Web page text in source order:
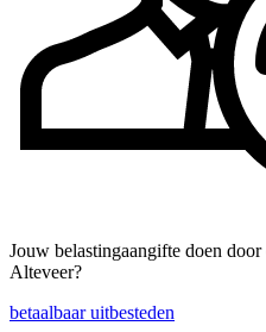
Jouw belastingaangifte doen
Alteveer?
betaalbaar uitbesteden